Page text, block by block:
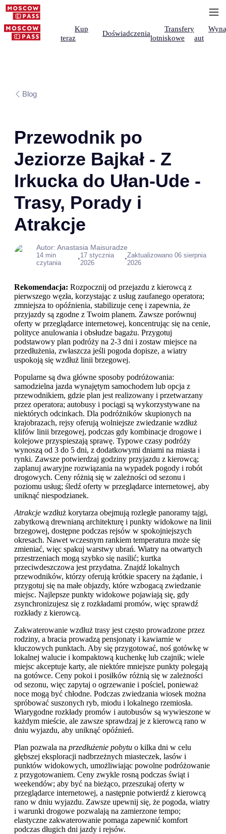
Kup
teraz
Doświadczenia
Transfery
lotniskowe
aut
Blog
Przewodnik po
Jeziorze Bajkał - Z
Irkucka do Ułan-Ude -
Trasy, Porady i
Atrakcje
Autor: Anastasia Maisuradze
14 min
czytania
•17 stycznia
2026
•Zaktualizowano 06 sierpnia
2026
Rekomendacja: Rozpocznij od przejazdu z kierowcą z
pierwszego węzła, korzystając z usług zaufanego operatora;
zmniejsza to opóźnienia, stabilizuje cenę i zapewnia, że
przyjazdy są zgodne z Twoim planem. Zawsze porównuj
oferty w przeglądarce internetowej, koncentrując się na cenie,
polityce anulowania i obsłudze bagażu. Przygotuj
podstawowy plan podróży na 2-3 dni i zostaw miejsce na
przedłużenia, zwłaszcza jeśli pogoda dopisze, a wiatry
uspokoją się wzdłuż linii brzegowej.
Popularne są dwa główne sposoby podróżowania:
samodzielna jazda wynajętym samochodem lub opcja z
przewodnikiem, gdzie plan jest realizowany i przetwarzany
przez operatora; autobusy i pociągi są wykorzystywane na
niektórych odcinkach. Dla podróżników skupionych na
krajobrazach, rejsy oferują wolniejsze zwiedzanie wzdłuż
klifów linii brzegowej, podczas gdy kombinacje drogowe i
kolejowe przyspieszają sprawę. Typowe czasy podróży
wynoszą od 3 do 5 dni, z dodatkowymi dniami na miasta i
rynki. Zawsze potwierdzaj godziny przyjazdu z kierowcą;
zaplanuj awaryjne rozwiązania na wypadek pogody i robót
drogowych. Ceny różnią się w zależności od sezonu i
poziomu usług; śledź oferty w przeglądarce internetowej, aby
uniknąć niespodzianek.
Atrakcje wzdłuż korytarza obejmują rozległe panoramy tajgi,
zabytkową drewnianą architekturę i punkty widokowe na linii
brzegowej, dostępne podczas rejsów w spokojniejszych
okresach. Nawet wczesnym rankiem temperatura może się
zmieniać, więc spakuj warstwy ubrań. Wiatry na otwartych
przestrzeniach mogą szybko się nasilić; kurtka
przeciwdeszczowa jest przydatna. Znajdź lokalnych
przewodników, którzy oferują krótkie spacery na żądanie, i
przygotuj się na małe objazdy, które wzbogacą zwiedzanie
miejsc. Najlepsze punkty widokowe pojawiają się, gdy
zsynchronizujesz się z rozkładami promów, więc sprawdź
rozkłady z kierowcą.
Zakwaterowanie wzdłuż trasy jest często prowadzone przez
rodziny, a bracia prowadzą pensjonaty i kawiarnie w
kluczowych punktach. Aby się przygotować, noś gotówkę w
lokalnej walucie i kompaktową kuchenkę lub czajnik; wiele
miejsc akceptuje karty, ale niektóre mniejsze punkty polegają
na gotówce. Ceny pokoi i posiłków różnią się w zależności
od sezonu, więc zapytaj o ogrzewanie i pościel, ponieważ
noce mogą być chłodne. Podczas zwiedzania wiosek można
spróbować suszonych ryb, miodu i lokalnego rzemiosła.
Wiarygodne rozkłady promów i autobusów są wywieszone w
każdym mieście, ale zawsze sprawdzaj je z kierowcą rano w
dniu wyjazdu, aby uniknąć opóźnień.
Plan pozwala na przedłużenie pobytu o kilka dni w celu
głębszej eksploracji nadbrzeżnych miasteczek, lasów i
punktów widokowych, umożliwiając powolne podróżowanie
z przygotowaniem. Ceny zwykle rosną podczas świąt i
weekendów; aby być na bieżąco, przeszukaj oferty w
przeglądarce internetowej, a następnie potwierdź z kierowcą
rano w dniu wyjazdu. Zawsze upewnij się, że pogoda, wiatry
i warunki drogowe pozwalają na zamierzone tempo;
elastyczne zakwaterowanie pomaga zapewnić komfort
podczas długich dni jazdy i rejsów.